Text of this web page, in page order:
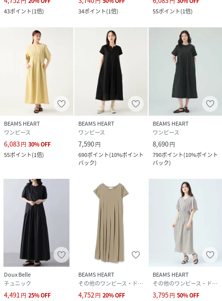
43ポイント(1倍)
34ポイント(1倍)
55ポイント(1倍)
BEAMS HEART
ワンピース
6,083円 30%OFF
55ポイント(1倍)
BEAMS HEART
ワンピース
7,590円
690ポイント(10%ポイント
バック)
BEAMS HEART
ワンピース
8,690円
790ポイント(10%ポイント
バック)
Doux Belle
チュニック
4,491円 25%OFF
BEAMS HEART
その他のワンピース・ドレス
4,752円 20%OFF
BEAMS HEART
その他のワンピース・ドレス
3,795円 50%OFF